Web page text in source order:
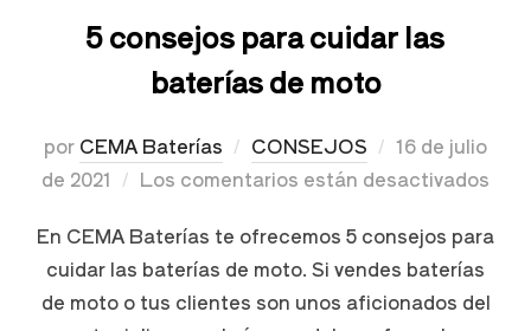
5 consejos para cuidar las
baterías de moto
por CEMA Baterías CONSEJOS
16 de julio
de 2021
Los comentarios están desactivados
En CEMA Baterías te ofrecemos 5 consejos para
cuidar las baterías de moto. Si vendes baterías
de moto o tus clientes son unos aficionados del